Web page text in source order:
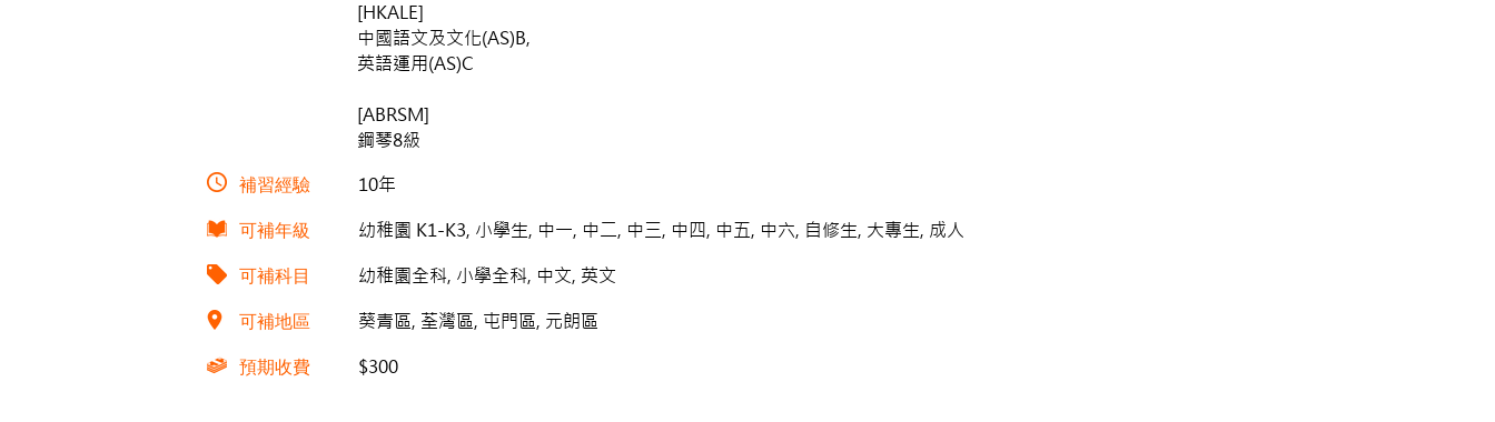
[HKALE]
中國語文及文化(AS)B,
英語運用(AS)C
[ABRSM]
鋼琴8級
補習經驗 10年
可補年級 幼稚園 K1-K3, 小學生, 中一, 中二, 中三, 中四, 中五, 中六, 自修生, 大專生, 成人
可補科目 幼稚園全科, 小學全科, 中文, 英文
可補地區 葵青區, 荃灣區, 屯門區, 元朗區
預期收費 $300